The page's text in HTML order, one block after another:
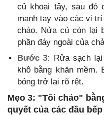
củ khoai tây, sau đó
mạnh tay vào các vị
chảo. Nửa củ còn lại
phần đáy ngoài của
Bước 3: Rửa sạch
khô bằng khăn mềm.
bóng trở lại rõ rệt.
Mẹo 3: "Tôi chảo"
quyết của các đầu bếp